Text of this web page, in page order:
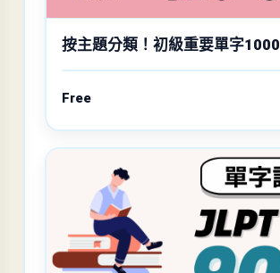
按主題分類！初級重要單字1000
Free